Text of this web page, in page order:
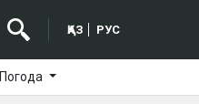
ҚАЗ РУС
Погода